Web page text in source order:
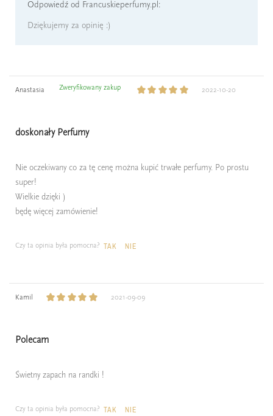
Odpowiedź od Francuskieperfumy.pl:
Dziękujemy za opinię :)
Anastasia Zweryfikowany zakup 2022-10-20
doskonały Perfumy
Nie oczekiwany co za tę cenę można kupić trwałe perfumy. Po prostu
super!
Wielkie dzięki )
będę więcej zamówienie!
Czy ta opinia była pomocna? TAK NIE
Kamil 2021-09-09
Polecam
Świetny zapach na randki !
Czy ta opinia była pomocna? TAK NIE